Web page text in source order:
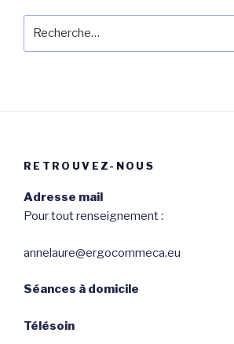
RETROUVEZ-NOUS
Adresse mail
Pour tout renseignement :
annelaure@ergocommeca.eu
Séances à domicile
Télésoin